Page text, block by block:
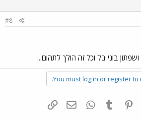
#8
You must log in or register to
Reddit
Pinterest
Tumblr
WhatsAppדואר אלקטרוני